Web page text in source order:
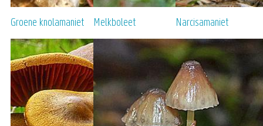
Groene knolamaniet Melkboleet Narcisamaniet